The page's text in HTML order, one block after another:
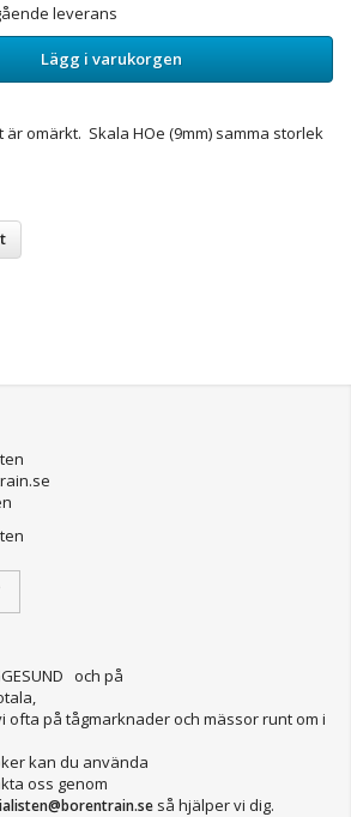
leverans
Lägg i varukorgen
omärkt. Skala HOe (9mm) samma storlek
och på
ofta på tågmarknader och mässor runt om i
kan du använda
oss genom
så hjälper vi dig.